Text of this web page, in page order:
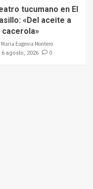
tucumano en El
«Del aceite a
cacerola»
Maria Eugenia Montero
6 agosto, 2026 0